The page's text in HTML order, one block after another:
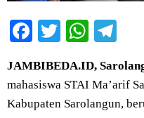
Facebook
Twitter
JAMBIBEDA.ID,
mahasiswa STAI Ma’arif
Kabupaten Sarolangun,